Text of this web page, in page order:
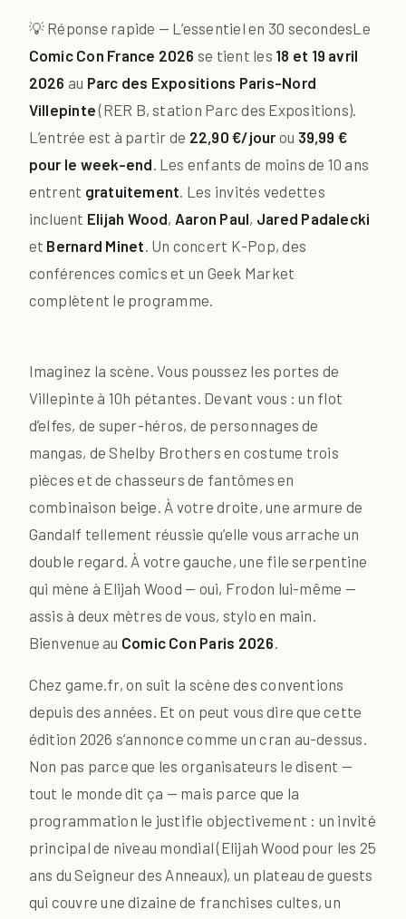
💡 Réponse rapide — L’essentiel en 30 secondesLe
Comic Con France 2026 se tient les 18 et 19 avril
2026 au Parc des Expositions Paris-Nord
Villepinte(RER B, station Parc des Expositions).
L’entrée est à partir de 22,90 €/jour ou 39,99 €
pour le week-end. Les enfants de moins de 10 ans
entrent gratuitement. Les invités vedettes
incluent Elijah Wood, Aaron Paul, Jared Padalecki
et Bernard Minet. Un concert K-Pop, des
conférences comics et un Geek Market
complètent le programme.
Imaginez la scène. Vous poussez les portes de
Villepinte à 10h pétantes. Devant vous : un flot
d’elfes, de super-héros, de personnages de
mangas, de Shelby Brothers en costume trois
pièces et de chasseurs de fantômes en
combinaison beige. À votre droite, une armure de
Gandalf tellement réussie qu’elle vous arrache un
double regard. À votre gauche, une file serpentine
qui mène à Elijah Wood — oui, Frodon lui-même —
assis à deux mètres de vous, stylo en main.
Bienvenue au Comic Con Paris 2026.
Chez game.fr, on suit la scène des conventions
depuis des années. Et on peut vous dire que cette
édition 2026 s’annonce comme un cran au-dessus.
Non pas parce que les organisateurs le disent —
tout le monde dit ça — mais parce que la
programmation le justifie objectivement : un invité
principal de niveau mondial (Elijah Wood pour les 25
ans du Seigneur des Anneaux), un plateau de guests
qui couvre une dizaine de franchises cultes, un